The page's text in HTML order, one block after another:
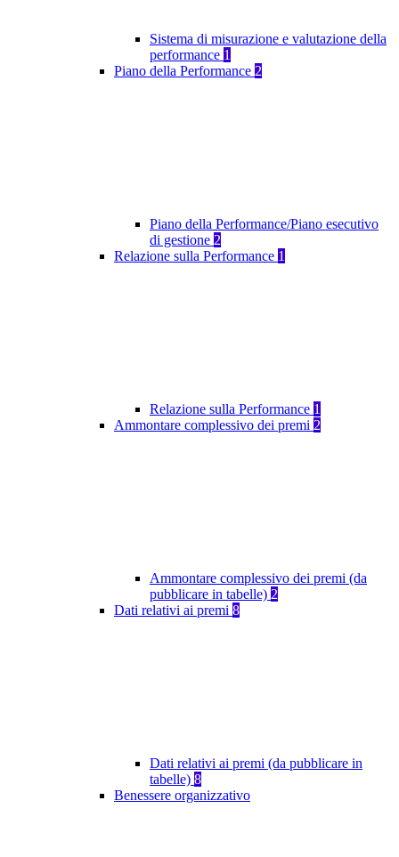
Sistema di misurazione e valutazione della
performance 1
Piano della Performance 2
Piano della Performance/Piano esecutivo
di gestione 2
Relazione sulla Performance 1
Relazione sulla Performance 1
Ammontare complessivo dei premi 2
Ammontare complessivo dei premi (da
pubblicare in tabelle) 2
Dati relativi ai premi 8
Dati relativi ai premi (da pubblicare in
tabelle) 8
Benessere organizzativo